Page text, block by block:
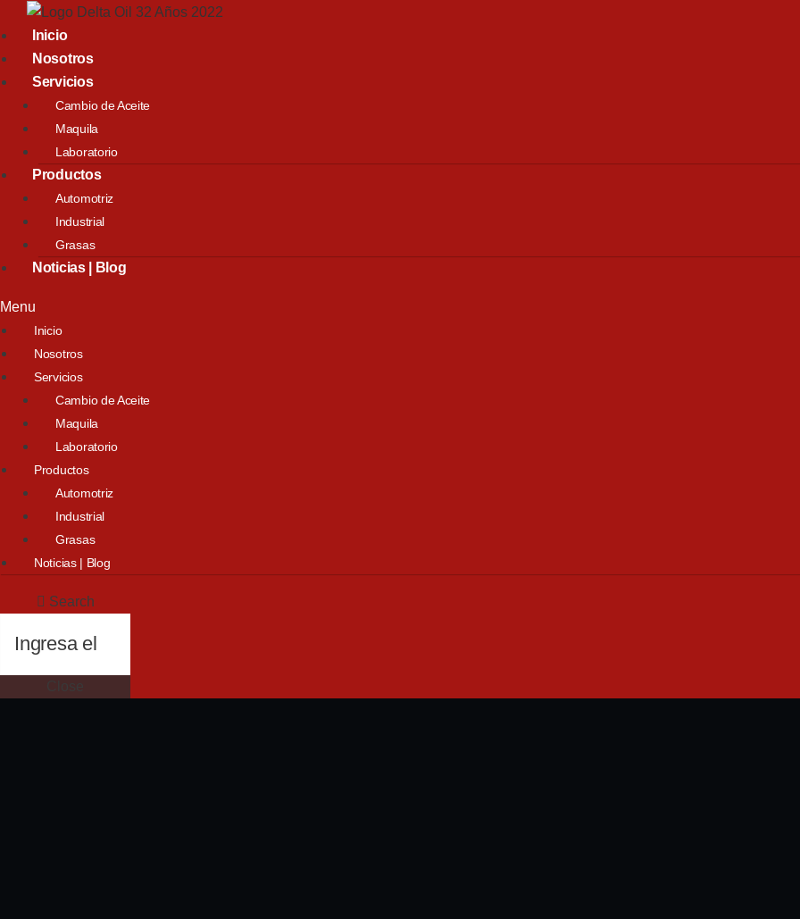
Inicio
Nosotros
Servicios
Cambio de Aceite
Maquila
Laboratorio
Productos
Automotriz
Industrial
Grasas
Noticias | Blog
Menu
Inicio
Nosotros
Servicios
Cambio de Aceite
Maquila
Laboratorio
Productos
Automotriz
Industrial
Grasas
Noticias | Blog
Search